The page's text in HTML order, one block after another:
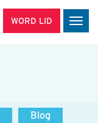
WORD LID
Blog